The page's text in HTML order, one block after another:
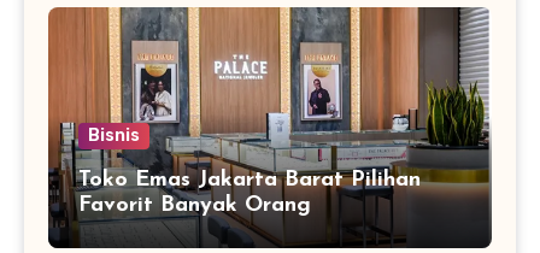
Bisnis
Toko Emas Jakarta Barat Pilihan
Favorit Banyak Orang